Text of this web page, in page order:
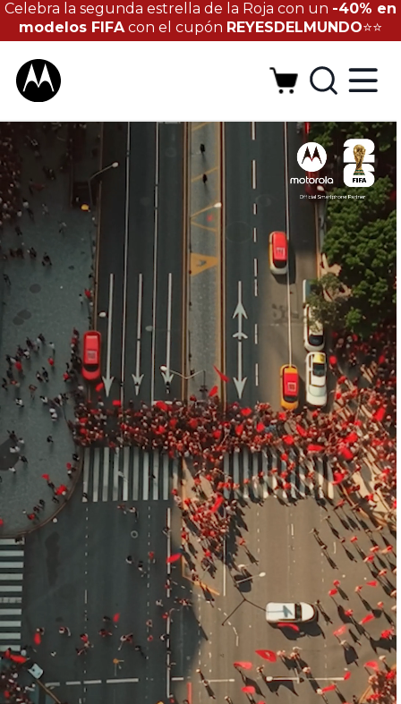
Celebra la segunda estrella de la Roja con un -40% en
modelos FIFAcon el cupón REYESDELMUNDO⭐⭐